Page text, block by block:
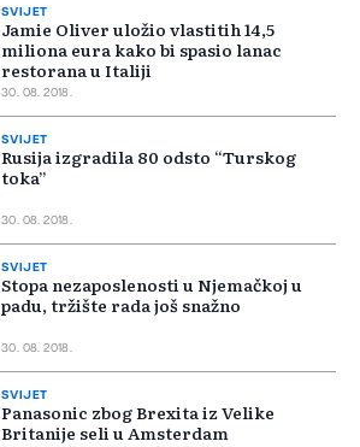
SVIJET
Jamie Oliver uložio vlastitih 14,5
miliona eura kako bi spasio lanac
restorana u Italiji
30. 08. 2018.
SVIJET
Rusija izgradila 80 odsto “Turskog
toka”
30. 08. 2018.
SVIJET
Stopa nezaposlenosti u Njemačkoj u
padu, tržište rada još snažno
30. 08. 2018.
SVIJET
Panasonic zbog Brexita iz Velike
Britanije seli u Amsterdam